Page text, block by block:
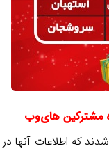
شدندکه اطلاعات آنها